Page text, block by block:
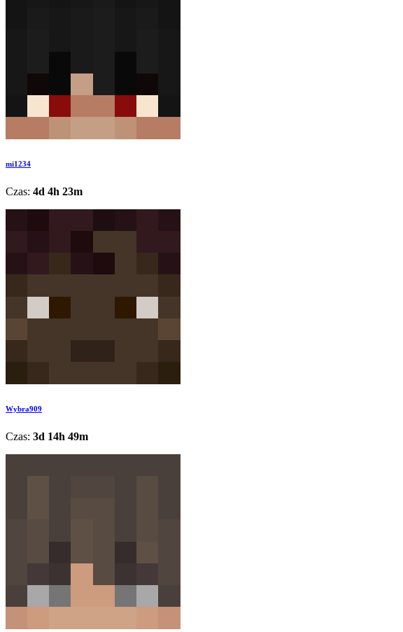
mi1234
Czas: 4d 4h 23m
Wybra909
Czas: 3d 14h 49m